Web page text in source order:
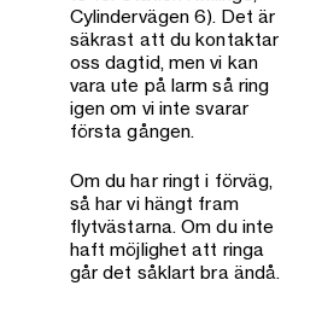
Cylindervägen 6). Det är
säkrast att du kontaktar
oss dagtid, men vi kan
vara ute på larm så ring
igen om vi inte svarar
första gången.
Om du har ringt i förväg,
så har vi hängt fram
flytvästarna. Om du inte
haft möjlighet att ringa
går det såklart bra ändå.